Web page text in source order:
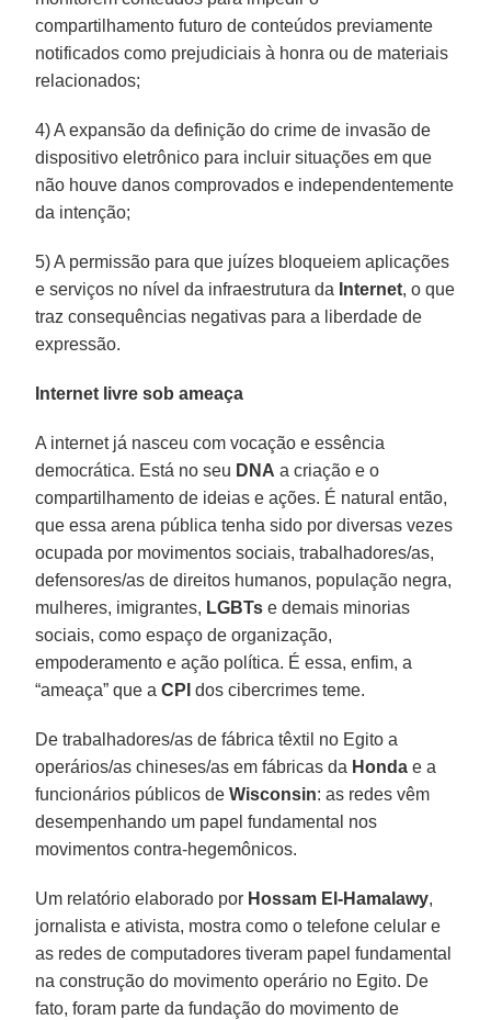
compartilhamento futuro de conteúdos previamente
notificados como prejudiciais à honra ou de materiais
relacionados;
4) A expansão da definição do crime de invasão de
dispositivo eletrônico para incluir situações em que
não houve danos comprovados e independentemente
da intenção;
5) A permissão para que juízes bloqueiem aplicações
e serviços no nível da infraestrutura da Internet, o que
traz consequências negativas para a liberdade de
expressão.
Internet livre sob ameaça
A internet já nasceu com vocação e essência
democrática. Está no seu DNA a criação e o
compartilhamento de ideias e ações. É natural então,
que essa arena pública tenha sido por diversas vezes
ocupada por movimentos sociais, trabalhadores/as,
defensores/as de direitos humanos, população negra,
mulheres, imigrantes, LGBTs e demais minorias
sociais, como espaço de organização,
empoderamento e ação política. É essa, enfim, a
“ameaça” que aCPI dos cibercrimes teme.
De trabalhadores/as de fábrica têxtil no Egito a
operários/as chineses/as em fábricas da Honda e a
funcionários públicos deWisconsin: as redes vêm
desempenhando um papel fundamental nos
movimentos contra-hegemônicos.
Um relatório elaborado por Hossam El-Hamalawy,
jornalista e ativista, mostra como o telefone celular e
as redes de computadores tiveram papel fundamental
na construção do movimento operário no Egito. De
fato, foram parte da fundação do movimento de